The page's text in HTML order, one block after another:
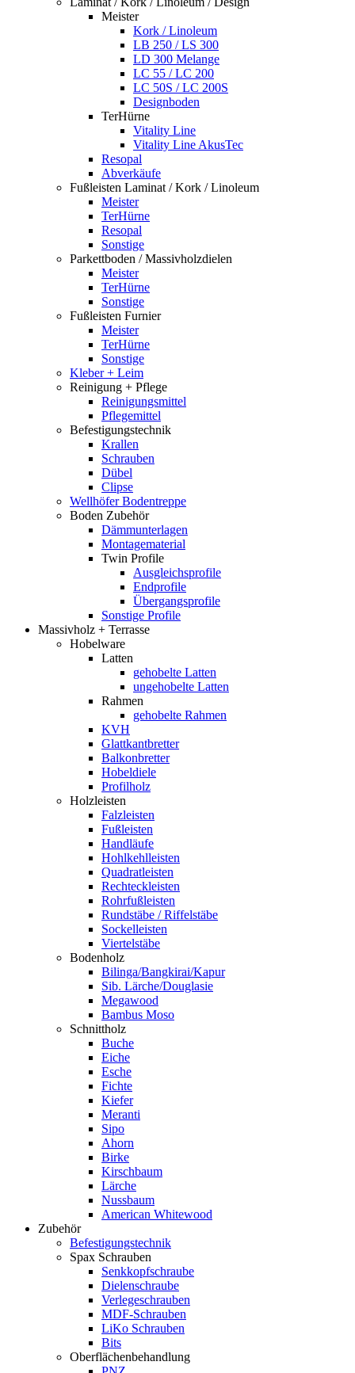
Meister
Kork / Linoleum
LB 250 / LS 300
LD 300 Melange
LC 55 / LC 200
LC 50S / LC 200S
Designboden
TerHürne
Vitality Line
Vitality Line AkusTec
Resopal
Abverkäufe
Fußleisten Laminat / Kork / Linoleum
Meister
TerHürne
Resopal
Sonstige
Parkettboden / Massivholzdielen
Meister
TerHürne
Sonstige
Fußleisten Furnier
Meister
TerHürne
Sonstige
Kleber + Leim
Reinigung + Pflege
Reinigungsmittel
Pflegemittel
Befestigungstechnik
Krallen
Schrauben
Dübel
Clipse
Wellhöfer Bodentreppe
Boden Zubehör
Dämmunterlagen
Montagematerial
Twin Profile
Ausgleichsprofile
Endprofile
Übergangsprofile
Sonstige Profile
Massivholz + Terrasse
Hobelware
Latten
gehobelte Latten
ungehobelte Latten
Rahmen
gehobelte Rahmen
KVH
Glattkantbretter
Balkonbretter
Hobeldiele
Profilholz
Holzleisten
Falzleisten
Fußleisten
Handläufe
Hohlkehlleisten
Quadratleisten
Rechteckleisten
Rohrfußleisten
Rundstäbe / Riffelstäbe
Sockelleisten
Viertelstäbe
Bodenholz
Bilinga/Bangkirai/Kapur
Sib. Lärche/Douglasie
Megawood
Bambus Moso
Schnittholz
Buche
Eiche
Esche
Fichte
Kiefer
Meranti
Sipo
Ahorn
Birke
Kirschbaum
Lärche
Nussbaum
American Whitewood
Zubehör
Befestigungstechnik
Spax Schrauben
Senkkopfschraube
Dielenschraube
Verlegeschrauben
MDF-Schrauben
LiKo Schrauben
Bits
Oberflächenbehandlung